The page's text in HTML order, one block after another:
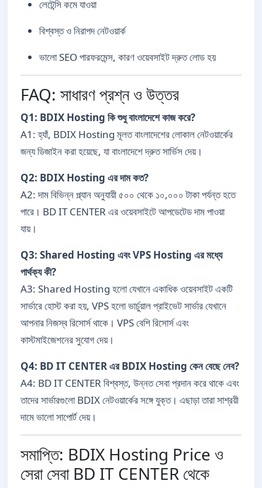
লেটেন্সি কমে যাওয়া
বিশ্বস্ত ও নিরাপদ নেটওয়ার্ক
ভালো SEO পারফরমেন্স, কারণ ওয়েবসাইট দ্রুত লোড হয়
FAQ: সাধারণ প্রশ্ন ও উত্তর
Q1: BDIX Hosting কি শুধু বাংলাদেশে কাজ করে?
A1: হ্যাঁ, BDIX Hosting মূলত বাংলাদেশের লোকাল নেটওয়ার্কের
জন্য ডিজাইন করা হয়েছে, যা বাংলাদেশে দ্রুত সার্ভিস দেয়।
Q2: BDIX Hosting এর দাম কত?
A2: দাম বিভিন্ন প্ল্যান অনুযায়ী ৫০০ থেকে ১০,০০০ টাকা পর্যন্ত হতে
পারে। BD IT CENTER এর ওয়েবসাইটে আপডেটেড দাম পাওয়া
যায়।
Q3: Shared Hosting এবং VPS Hosting এর মধ্যে
পার্থক্য কী?
A3: Shared Hosting হলো যেখানে একাধিক ওয়েবসাইট একটি
সার্ভারে হোস্ট করা হয়, VPS হলো ভার্চুয়াল প্রাইভেট সার্ভার যেখানে
আপনার নিজস্ব রিসোর্স থাকে। VPS বেশি রিসোর্স এবং
কাস্টমাইজেশনের সুযোগ দেয়।
Q4: BD IT CENTER এর BDIX Hosting কেন বেছে নেব?
A4: BD IT CENTER বিশ্বস্ত, উন্নত সেবা প্রদান করে থাকে এবং
তাদের সার্ভারগুলো BDIX নেটওয়ার্কের সঙ্গে যুক্ত। এছাড়া তারা সাশ্রয়ী
দামে ভালো সাপোর্ট দেয়।
সমাপ্তি: BDIX Hosting Price ও
সেরা সেবা BD IT CENTER থেকে